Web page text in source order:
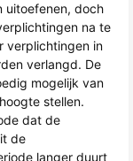
uitoefenen, doch
na te
verplichtingen in
verlangd. De
mogelijk van
stellen.
dat de
de
langer duurt